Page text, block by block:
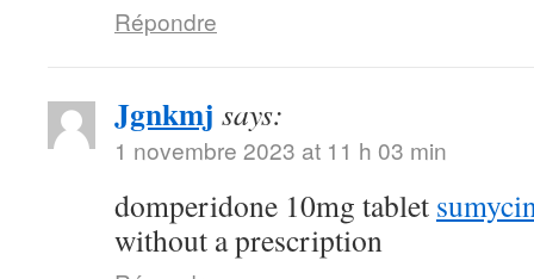
Répondre
Jgnkmj says:
1 novembre 2023 at 11 h 03 min
domperidone 10mg tablet
without a prescription